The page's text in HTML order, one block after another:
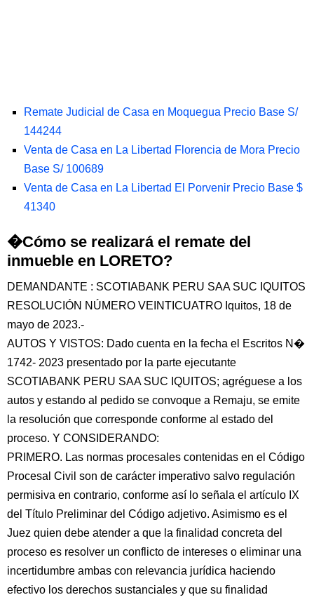
Remate Judicial de Casa en Moquegua Precio Base S/
144244
Venta de Casa en La Libertad Florencia de Mora Precio
Base S/ 100689
Venta de Casa en La Libertad El Porvenir Precio Base $
41340
�Cómo se realizará el remate del
inmueble en LORETO?
DEMANDANTE : SCOTIABANK PERU SAA SUC IQUITOS
RESOLUCIÓN NÚMERO VEINTICUATRO Iquitos, 18 de
mayo de 2023.-
AUTOS Y VISTOS: Dado cuenta en la fecha el Escritos N�
1742- 2023 presentado por la parte ejecutante
SCOTIABANK PERU SAA SUC IQUITOS; agréguese a los
autos y estando al pedido se convoque a Remaju, se emite
la resolución que corresponde conforme al estado del
proceso. Y CONSIDERANDO:
PRIMERO. Las normas procesales contenidas en el Código
Procesal Civil son de carácter imperativo salvo regulación
permisiva en contrario, conforme así lo señala el artículo IX
del Título Preliminar del Código adjetivo. Asimismo es el
Juez quien debe atender a que la finalidad concreta del
proceso es resolver un conflicto de intereses o eliminar una
incertidumbre ambas con relevancia jurídica haciendo
efectivo los derechos sustanciales y que su finalidad